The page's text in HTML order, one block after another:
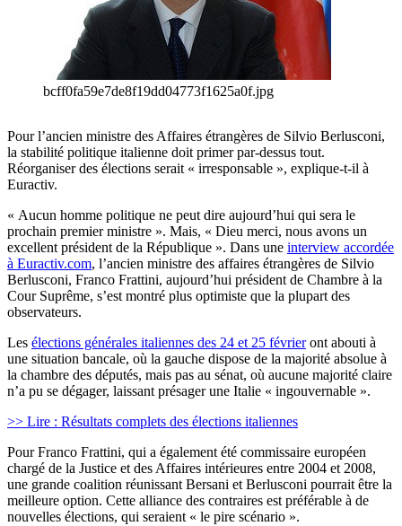
bcff0fa59e7de8f19dd04773f1625a0f.jpg
Pour l’ancien ministre des Affaires étrangères de Silvio Berlusconi,
la stabilité politique italienne doit primer par-dessus tout.
Réorganiser des élections serait « irresponsable », explique-t-il à
Euractiv.
« Aucun homme politique ne peut dire aujourd’hui qui sera le
prochain premier ministre ». Mais, « Dieu merci, nous avons un
excellent président de la République ». Dans une interview accordée
à Euractiv.com, l’ancien ministre des affaires étrangères de Silvio
Berlusconi, Franco Frattini, aujourd’hui président de Chambre à la
Cour Suprême, s’est montré plus optimiste que la plupart des
observateurs.
Les élections générales italiennes des 24 et 25 févrieront abouti à
une situation bancale, où la gauche dispose de la majorité absolue à
la chambre des députés, mais pas au sénat, où aucune majorité claire
n’a pu se dégager, laissant présager une Italie « ingouvernable ».
>> Lire : Résultats complets des élections italiennes
Pour Franco Frattini, qui a également été commissaire européen
chargé de la Justice et des Affaires intérieures entre 2004 et 2008,
une grande coalition réunissant Bersani et Berlusconi pourrait être la
meilleure option. Cette alliance des contraires est préférable à de
nouvelles élections, qui seraient « le pire scénario ».